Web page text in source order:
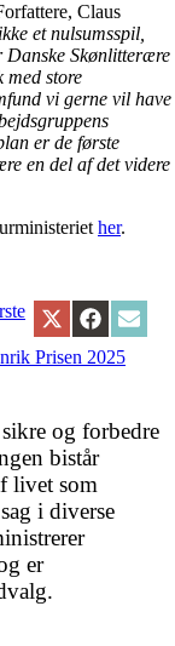
Claus
et nulsumsspil,
Danske Skønlitterære
store
vi gerne vil have
er de første
en del af det videre
her.
Share
on
X
Share
on
Facebook
Share
Prisen 2025
og forbedre
bistår
livet som
i diverse
er